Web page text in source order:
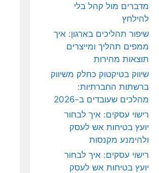
מדברים מול קהל בלי
להילחץ
שיפור תהליכים בארגון: איך
ממפים תהליך ומייצרים
תוצאות מהירות
שיווק בטיקטוק כחלק משיווק
ברשתות החברתיות:
מהלכים שעובדים ב-2026
רישוי עסקים: איך לבחור
יועץ בטיחות אש לעסק
ולהימנע מקנסות
רישוי עסקים: איך לבחור
יועץ בטיחות אש לעסק